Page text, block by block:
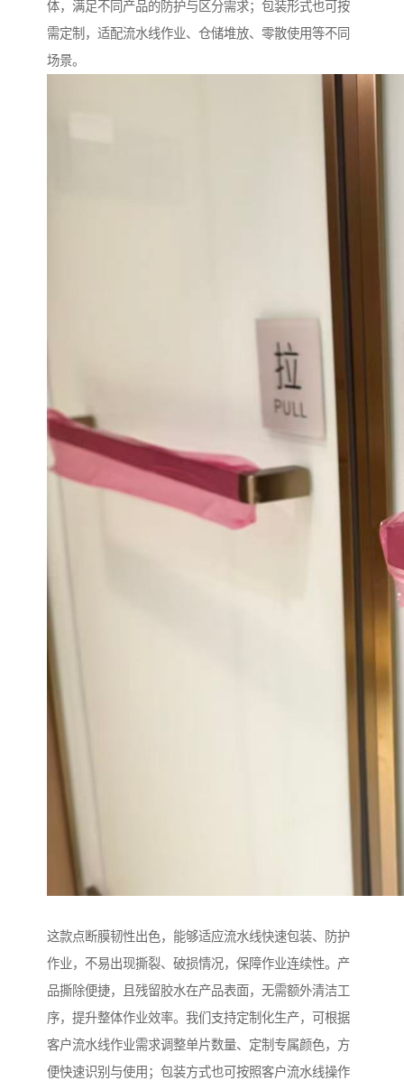
体，满足不同产品的防护与区分需求；包装形式也可按
需定制，适配流水线作业、仓储堆放、零散使用等不同
场景。
这款点断膜韧性出色，能够适应流水线快速包装、防护
作业，不易出现撕裂、破损情况，保障作业连续性。产
品撕除便捷，且残留胶水在产品表面，无需额外清洁工
序，提升整体作业效率。我们支持定制化生产，可根据
客户流水线作业需求调整单片数量、定制专属颜色，方
便快速识别与使用；包装方式也可按照客户流水线操作